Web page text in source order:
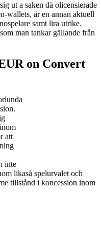
ut a saken dä olicensierade
wallets, är en annan aktuell
samt lira utrike.
man tankar gällande från
on Convert
att
inte
likaså spelurvalet och
tillstånd i koncession inom